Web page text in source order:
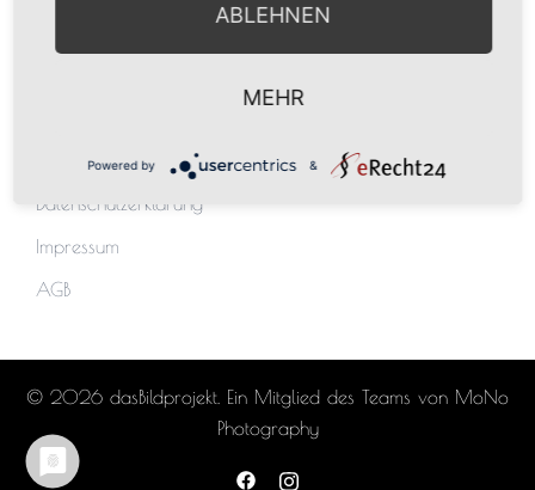
Datenschutzerklärung
Impressum
AGB
© 2026 dasBildprojekt. Ein Mitglied des Teams von MoNo
Photography
ABLEHNEN
MEHR
Powered by &